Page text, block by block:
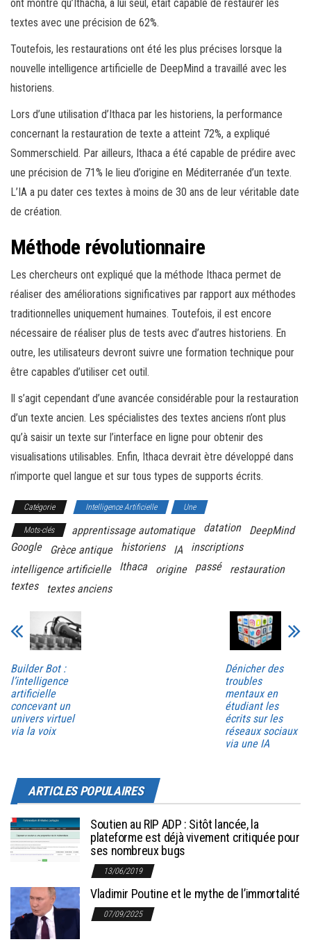
ont montré qu’Ithacha, à lui seul, était capable de restaurer les
textes avec une précision de 62%.
Toutefois, les restaurations ont été les plus précises lorsque la
nouvelle intelligence artificielle de DeepMind a travaillé avec les
historiens.
Lors d’une utilisation d’Ithaca par les historiens, la performance
concernant la restauration de texte a atteint 72%, a expliqué
Sommerschield. Par ailleurs, Ithaca a été capable de prédire avec
une précision de 71% le lieu d’origine en Méditerranée d’un texte.
L’IA a pu dater ces textes à moins de 30 ans de leur véritable date
de création.
Méthode révolutionnaire
Les chercheurs ont expliqué que la méthode Ithaca permet de
réaliser des améliorations significatives par rapport aux méthodes
traditionnelles uniquement humaines. Toutefois, il est encore
nécessaire de réaliser plus de tests avec d’autres historiens. En
outre, les utilisateurs devront suivre une formation technique pour
être capables d’utiliser cet outil.
Il s’agit cependant d’une avancée considérable pour la restauration
d’un texte ancien. Les spécialistes des textes anciens n’ont plus
qu’à saisir un texte sur l’interface en ligne pour obtenir des
visualisations utilisables. Enfin, Ithaca devrait ètre développé dans
n’importe quel langue et sur tous types de supports écrits.
Catégorie Intelligence Artificielle Une
Mots-clés apprentissage automatique datation
DeepMind
Google
Grèce antique historiens IA
inscriptions
intelligence artificielle
Ithaca origine passé
restauration
textes
textes anciens
Builder Bot :
l’intelligence
artificielle
concevant un
univers virtuel
via la voix
Dénicher des
troubles
mentaux en
étudiant les
écrits sur les
réseaux sociaux
via une IA
ARTICLES POPULAIRES
Soutien au RIP ADP : Sitôt lancée, la
plateforme est déjà vivement critiquée pour
ses nombreux bugs
13/06/2019
Vladimir Poutine et le mythe de l’immortalité
07/09/2025